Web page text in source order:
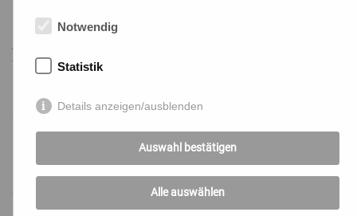
Übersetzer:innen, dem Genießen slowakischer Speisen und
Ausflügen in die herrliche Naturlandschaft des Tales. Spiele
für Kinder und Erwachsene von Bilder-Gestalten mit
Phasen, in denen Fragen der Würde und des
demokratischen Umgangs in das Blickfeld kamen oder des
Innehaltens, z. B. beim Morgen- oder Abendlob, bei
Gottesdienstfeiern mit Lieder Singen oder dem Erleben der
14-jährige Maria Würzl an der Orgel. Geburtstags- und 60
Jahre Priesterfeiern rundeten die Begegnung ab.
Notwendig
Statistik
Details anzeigen/ausblenden
Auswahl bestätigen
Alle auswählen